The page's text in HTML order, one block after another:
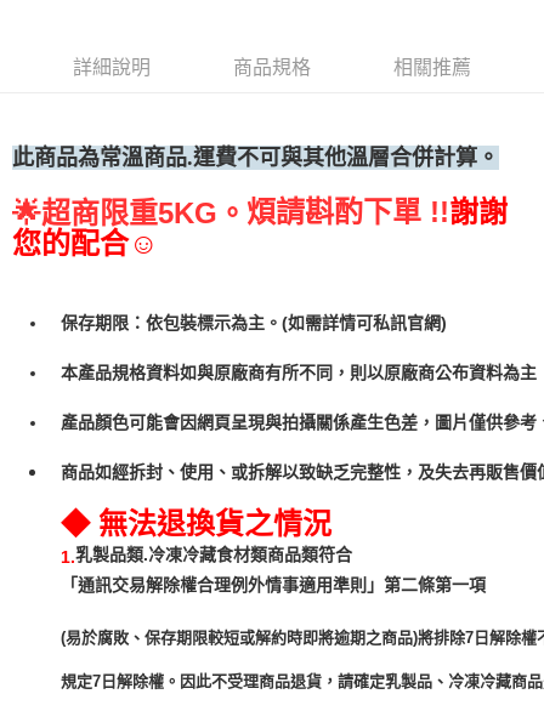
每筆NT$60，滿NT$699(含以上)免運費
每筆NT$60，滿NT$699(含以上)免運費
(請點開選項勾選)
每筆NT$250
詳細說明 商品規格 相關推薦
此商品為常溫商品.運費不可與其他溫層合併計算。
🌟超商限重5KG。 煩請斟酌下單 !!謝謝
您的配合☺
保存期限：依包裝標示為主。(如需詳情可私訊官網)
本產品規格資料如與原廠商有所不同，則以原廠商公布資料為主
產品顏色可能會因網頁呈現與拍攝關係產生色差，圖片僅供參
商品如經拆封、使用、或拆解以致缺乏完整性，及失去再販售
◆ 無法退換貨之情況
1.乳製品類.冷凍冷藏食材類商品類符合
「通訊交易解除權合理例外情事適用準則」第二條第一項
(易於腐敗、保存期限較短或解約時即將逾期之商品)將排除7日解除權
規定7日解除權。因此不受理商品退貨，請確定乳製品、冷凍冷藏商